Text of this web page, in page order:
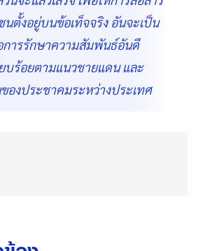
ตั้งอยู่บนข้อเท็จจริง อันจะเป็น
การรักษาความสัมพันธ์อันดี
บร้อยตามแนวชายแดน และ
องประชาคมระหว่างประเทศ